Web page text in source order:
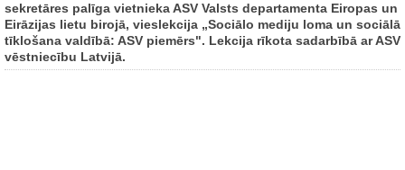
sekretāres palīga vietnieka ASV Valsts departamenta Eiropas un
Eirāzijas lietu birojā, vieslekcija „Sociālo mediju loma un sociālā
tīklošana valdībā: ASV piemērs". Lekcija rīkota sadarbībā ar ASV
vēstniecību Latvijā.